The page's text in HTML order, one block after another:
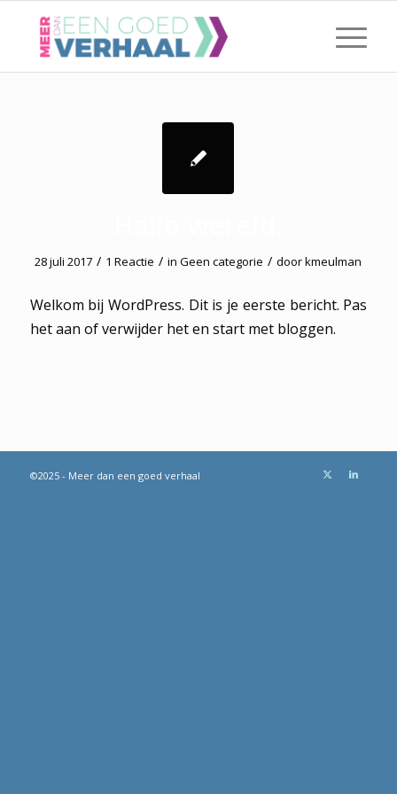
28 juli 2017 / 1 Reactie / inGeen categorie / doorkmeulman
Welkom bij WordPress. Dit is je eerste bericht. Pas
het aan of verwijder het en start met bloggen.
©2025 - Meer dan een goed verhaal